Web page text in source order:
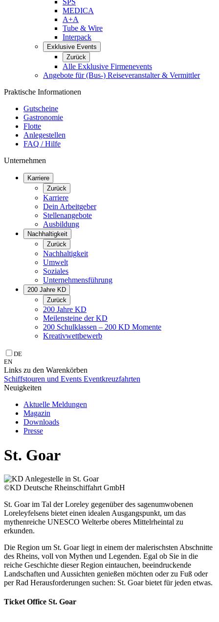
SPS
MEDICA
A+A
Tube & Wire
Interpack
Exklusive Events
Zurück
Alle Exklusive Firmenevents
Angebote für (Bus-) Reiseveranstalter & Vermittler
Praktische Informationen
Gutscheine
Gastronomie
Flotte
Anlegestellen
FAQ / Hilfe
Unternehmen
Karriere
Zurück
Karriere
Dein Arbeitgeber
Stellenangebote
Ausbildung
Nachhaltigkeit
Zurück
Nachhaltigkeit
Umwelt
Soziales
Unternehmens­führung
200 Jahre KD
Zurück
200 Jahre KD
Meilensteine der KD
200 Schulklassen – 200 KD Momente
Kreativwettbewerb
DE
EN
Links zu den Warenkörben
Schiffstouren und Events Eventkreuzfahrten
Neuigkeiten
Aktuelle Meldungen
Magazin
Downloads
Presse
St. Goar
©KD Deutsche Rheinschiffahrt GmbH
St. Goar im Tal der Loreley gegenüber des sagenumwobenen
Loreleyfelsens bietet einen idealen Ausgangspunkt, um das
mythenreiche UNESCO Welterbe oberes Mittelrheintal zu
erkunden.
Die Region um St. Goar liegt in einem der malerischsten Abschnitte
des Rheins, voll von Mythen und Legenden. Egal ob Sie in die
reiche Geschichte dieser Region eintauchen, beeindruckende
Landschaften und Aussichten genießen möchten oder zu Fuß oder
per Rad Herausforderungen suchen: St. Goar bietet für jeden etwas.
Ticket Office St. Goar